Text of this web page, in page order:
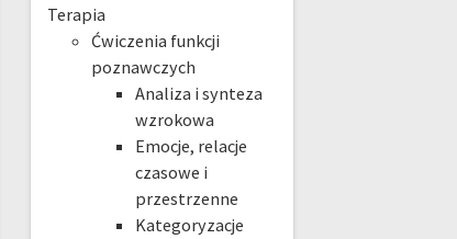
Terapia
Ćwiczenia funkcji
poznawczych
Analiza i synteza
wzrokowa
Emocje, relacje
czasowe i
przestrzenne
Kategoryzacje